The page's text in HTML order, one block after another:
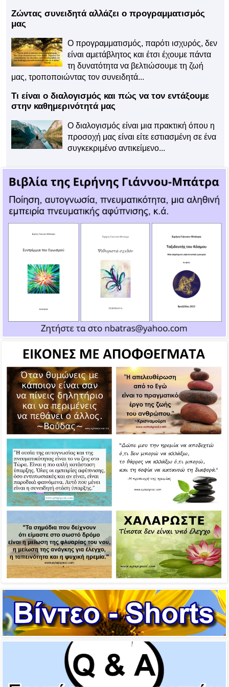
Ζώντας συνειδητά αλλάζει ο προγραμματισμός
μας
Ο προγραμματισμός, παρότι ισχυρός, δεν
είναι αμετάβλητος και έτσι έχουμε πάντα
τη δυνατότητα να βελτιώσουμε τη ζωή
μας, τροποποιώντας τον συνειδητά...
Τι είναι ο διαλογισμός και πώς να τον εντάξουμε
στην καθημερινότητά μας
Ο διαλογισμός είναι μια πρακτική όπου η
προσοχή μας είναι είτε εστιασμένη σε ένα
συγκεκριμένο αντικείμενο...